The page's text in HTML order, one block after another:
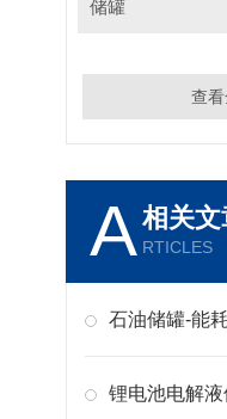
储罐
查
A相关文
RTICLES
石油储罐-能耗
锂电池电解